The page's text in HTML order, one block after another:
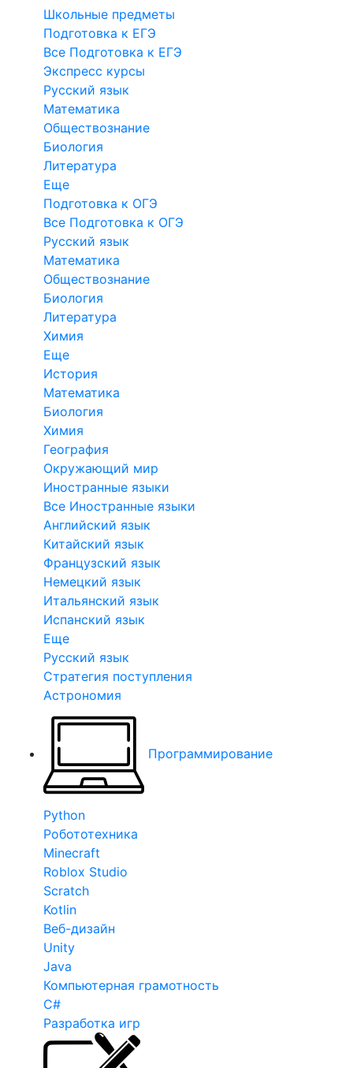
Школьные предметы
Подготовка к ЕГЭ
Все Подготовка к ЕГЭ
Экспресс курсы
Русский язык
Математика
Обществознание
Биология
Литература
Еще
Подготовка к ОГЭ
Все Подготовка к ОГЭ
Русский язык
Математика
Обществознание
Биология
Литература
Химия
Еще
История
Математика
Биология
Химия
География
Окружающий мир
Иностранные языки
Все Иностранные языки
Английский язык
Китайский язык
Французский язык
Немецкий язык
Итальянский язык
Испанский язык
Еще
Русский язык
Стратегия поступления
Астрономия
Программирование
Python
Робототехника
Minecraft
Roblox Studio
Scratch
Kotlin
Веб-дизайн
Unity
Java
Компьютерная грамотность
C#
Разработка игр